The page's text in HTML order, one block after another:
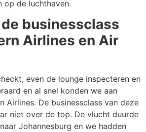
op de luchthaven.
businessclass
Airlines en Air
even de lounge inspecteren en
en al snel konden we aan
Airlines. De businessclass van deze
niet over de top. De vlucht duurde
Johannesburg en we hadden